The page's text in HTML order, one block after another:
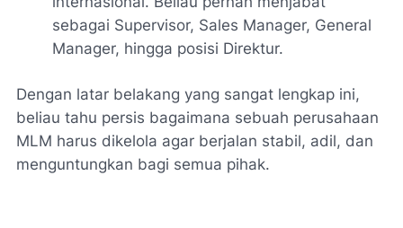
sebagai Supervisor, Sales Manager, General
Manager, hingga posisi Direktur.
Dengan latar belakang yang sangat lengkap ini,
beliau tahu persis bagaimana sebuah perusahaan
MLM harus dikelola agar berjalan stabil, adil, dan
menguntungkan bagi semua pihak.